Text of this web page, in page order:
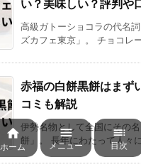
い？美味しい？評判や
高級ガトーショコラの代名
ズカフェ東京」。 チョコレ
赤福の白餅黒餅はまず
コミも解説
伊勢名物として全国にその
餅」。 長年にわたって人々

ホーム

メニュー

目次